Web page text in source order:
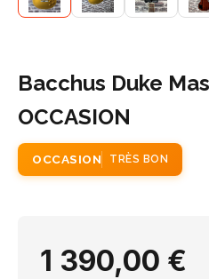
Bacchus Duke
OCCASION
OCCASION TRÈS BON
1 390,00 €